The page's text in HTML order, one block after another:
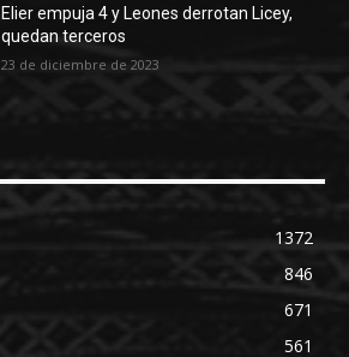
Elier empuja 4 y Leones derrotan Licey,
quedan terceros
23 de diciembre de 2023
1372
846
671
561